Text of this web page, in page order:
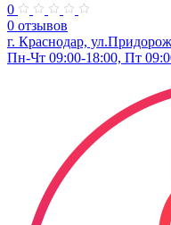
0
0 отзывов
г. Краснодар,
Пн-Чт 09:00-18:00, Пт